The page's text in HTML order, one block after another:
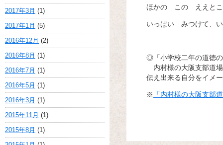
ほかの この ええと
いっぱい みつけて、
◎「小学校二年の道徳
内村様の大阪支部道
伝え出来る自分をイメ
※ 「内村様の大阪支部
2017年3月 (1)
2017年1月 (5)
2016年12月 (2)
2016年8月 (1)
2016年7月 (1)
2016年5月 (1)
2016年3月 (1)
2015年11月 (1)
2015年8月 (1)